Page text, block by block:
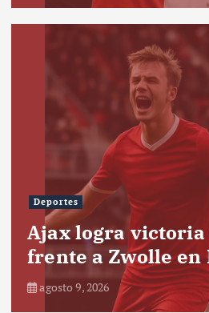
Deportes
Ajax logra victoria
frente a Zwolle
agosto 9, 2026